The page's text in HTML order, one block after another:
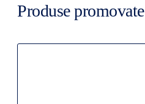
Produse promovate